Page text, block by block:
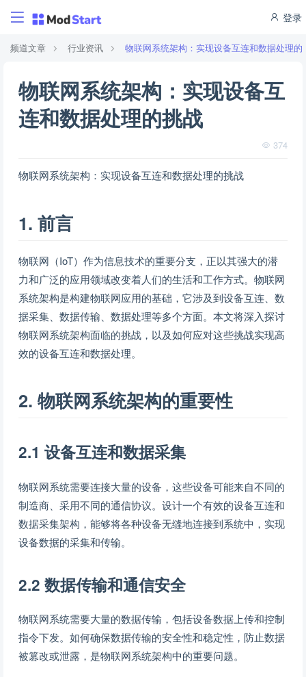
登录
频道文章 行业资讯 物联网系统架构：实现设备互连和数据处理的
物联网系统架构：实现设备互
连和数据处理的挑战
374
物联网系统架构：实现设备互连和数据处理的挑战
1. 前言
物联网（IoT）作为信息技术的重要分支，正以其强大的潜
力和广泛的应用领域改变着人们的生活和工作方式。物联网
系统架构是构建物联网应用的基础，它涉及到设备互连、数
据采集、数据传输、数据处理等多个方面。本文将深入探讨
物联网系统架构面临的挑战，以及如何应对这些挑战实现高
效的设备互连和数据处理。
2. 物联网系统架构的重要性
2.1 设备互连和数据采集
物联网系统需要连接大量的设备，这些设备可能来自不同的
制造商、采用不同的通信协议。设计一个有效的设备互连和
数据采集架构，能够将各种设备无缝地连接到系统中，实现
设备数据的采集和传输。
2.2 数据传输和通信安全
物联网系统需要大量的数据传输，包括设备数据上传和控制
指令下发。如何确保数据传输的安全性和稳定性，防止数据
被篡改或泄露，是物联网系统架构中的重要问题。